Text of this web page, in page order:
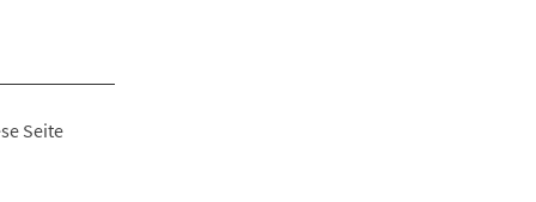
Seite